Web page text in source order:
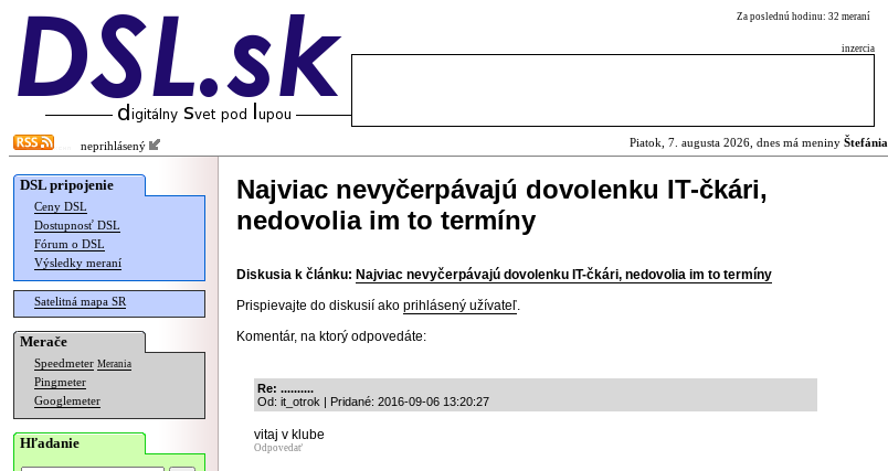
Za poslednú hodinu: 32 meraní
inzercia
neprihlásený Piatok, 7. augusta 2026, dnes má meniny Štefánia
DSL pripojenie
Ceny DSL
Dostupnosť DSL
Fórum o DSL
Výsledky meraní
Satelitná mapa SR
Merače
Speedmeter Merania
Pingmeter
Googlemeter
Hľadanie
Najviac nevyčerpávajú dovolenku IT-čkári,
nedovolia im to termíny
Diskusia k článku: Najviac nevyčerpávajú dovolenku IT-čkári, nedovolia im to termíny
Prispievajte do diskusií ako prihlásený užívateľ.
Komentár, na ktorý odpovedáte:
Re: ..........
Od: it_otrok | Pridané: 2016-09-06 13:20:27
vitaj v klube
Odpovedať